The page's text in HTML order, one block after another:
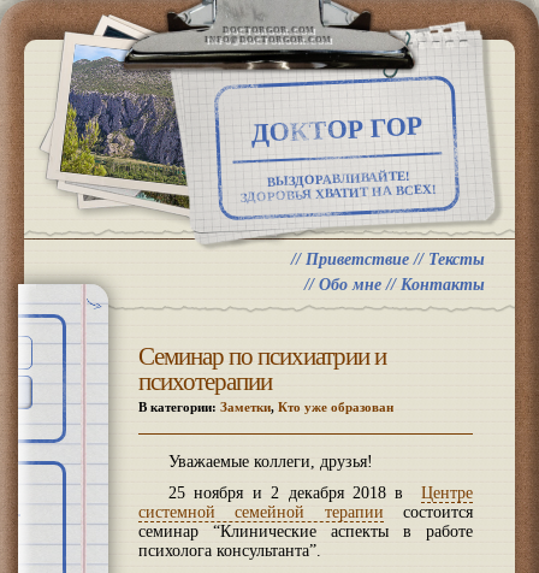
ДОКТОР ГОР
ВЫЗДОРАВЛИВАЙТЕ!
ЗДОРОВЬЯ ХВАТИТ НА ВСЕХ!
DOCTORGOR.COM
INFO@DOCTORGOR.COM
// Приветствие // Тексты
// Обо мне // Контакты
Семинар по психиатрии и
психотерапии
В категории: Заметки, Кто уже образован
Уважаемые коллеги, друзья!
25 ноября и 2 декабря 2018 в Центре
системной семейной терапии состоится
семинар “Клинические аспекты в работе
психолога консультанта”.